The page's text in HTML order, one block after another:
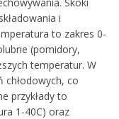
i
to zakres 0-
(pomidory,
temperatur. W
chłodowych, co
przykłady to
1-40C) oraz